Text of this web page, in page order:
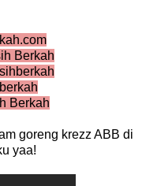
Berkah
Berkah
goreng krezz ABB di
yaa!